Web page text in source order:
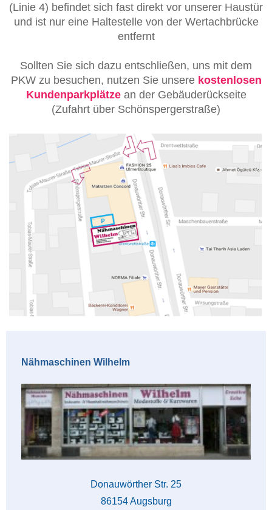
(Linie 4) befindet sich fast direkt vor unserer Haustür
und ist nur eine Haltestelle von der Wertachbrücke
entfernt
Sollten Sie sich dazu entschließen, uns mit dem
PKW zu besuchen, nutzen Sie unsere kostenlosen
Kundenparkplätze an der Gebäuderückseite
(Zufahrt über Schönspergerstraße)
Nähmaschinen Wilhelm
Donauwörther Str. 25
86154 Augsburg